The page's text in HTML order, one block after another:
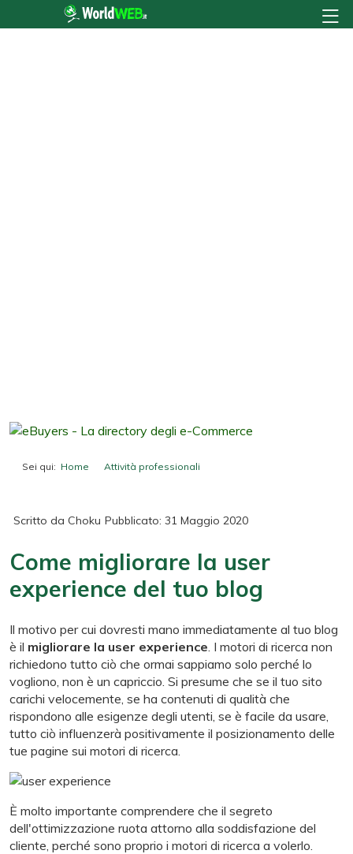
Sei qui: Home
Attività professionali
Scritto da Choku Pubblicato: 31 Maggio 2020
Come migliorare la user
experience del tuo blog
Il motivo per cui dovresti mano immediatamente al tuo blog
è il migliorare la user experience . I motori di ricerca non
richiedono tutto ciò che ormai sappiamo solo perché lo
vogliono, non è un capriccio. Si presume che se il tuo sito
carichi velocemente, se ha contenuti di qualità che
rispondono alle esigenze degli utenti, se è facile da usare,
tutto ciò influenzerà positivamente il posizionamento delle
tue pagine sui motori di ricerca.
È molto importante comprendere che il segreto
dell'ottimizzazione ruota attorno alla soddisfazione del
cliente, perché sono proprio i motori di ricerca a volerlo.